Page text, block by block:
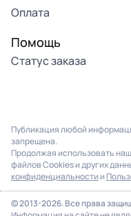
Оплата
Помощь
Статус заказа
Публикация любой
запрещена.
Продолжая использовать
файлов Cookies и других
конфиденциальности и
© 2013-2026. Все права